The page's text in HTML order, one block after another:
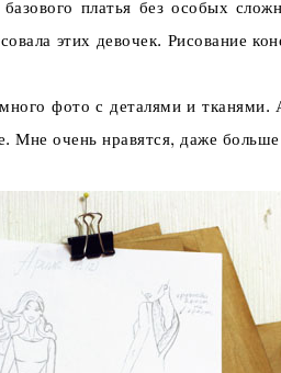
платья без особых
этих девочек. Рисование
фото с деталями и тканями. А
Мне очень нравятся, даже